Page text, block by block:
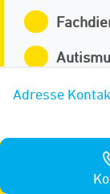
Adresse